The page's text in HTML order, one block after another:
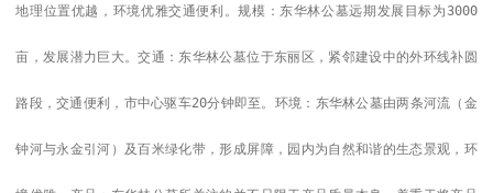
地理位置优越，环境优雅交通便利。规模：东华林公墓远期发展目标为3000
亩，发展潜力巨大。交通：东华林公墓位于东丽区，紧邻建设中的外环线补圆
路段，交通便利，市中心驱车20分钟即至。环境：东华林公墓由两条河流（金
钟河与永金引河）及百米绿化带，形成屏障，园内为自然和谐的生态景观，环